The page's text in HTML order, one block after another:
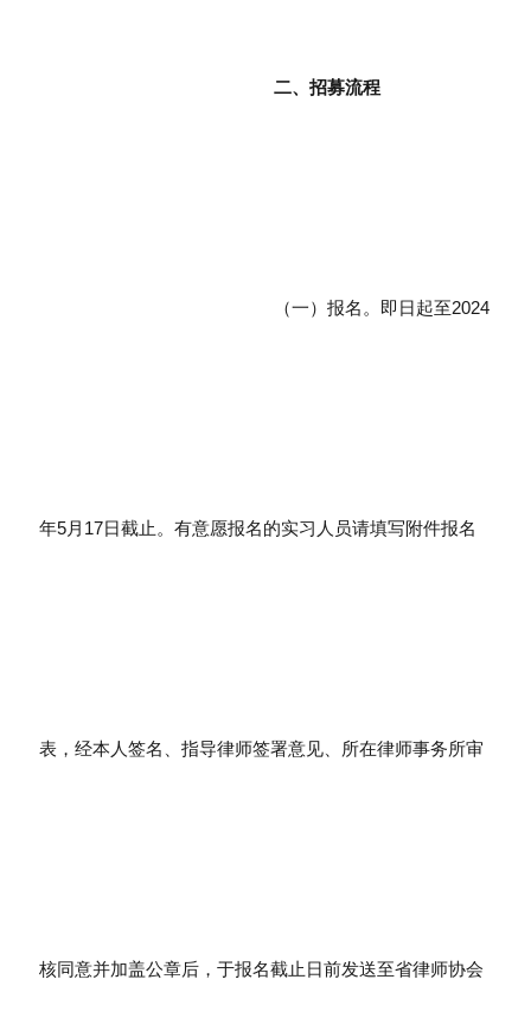
二、招募流程
（一）报名。即日起至2024
年5月17日截止。有意愿报名的实习人员请填写附件报名
表，经本人签名、指导律师签署意见、所在律师事务所审
核同意并加盖公章后，于报名截止日前发送至省律师协会